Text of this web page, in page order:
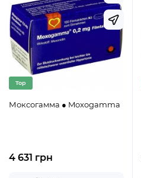
Top
Моксогамма ● Moxogamma
4 631 грн